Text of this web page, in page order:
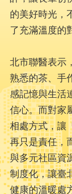
導
使
用
放
文
件
格
式
雙
語
詞
彙
隱
的美好時光，
了充滿溫度的
北市聯醫表示
熟悉的茶、手
感記憶與生活
信心。而對家
相處方式，讓
再只是責任，
與多元社區資
制度化，讓臺
健康的溫暖處